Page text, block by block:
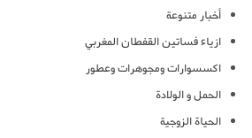
أخبار متنوعة
ازياء فساتين القفطان المغربي
اكسسوارات ومجوهرات وعطور
الحمل و الولادة
الحياة الزوجية